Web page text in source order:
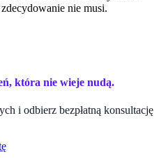
nie musi.
która nie wieje nudą.
i odbierz bezpłatną konsultację